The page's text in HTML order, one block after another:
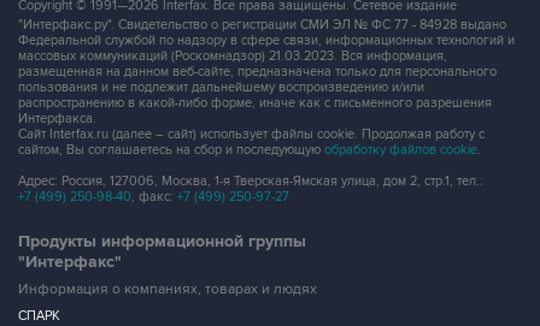
Copyright © 1991—2026 Interfax. Все права защищены. Сетевое издание
"Интерфакс.ру". Свидетельство о регистрации СМИ ЭЛ № ФС 77 - 84928 выдано
Федеральной службой по надзору в сфере связи, информационных технологий и
массовых коммуникаций (Роскомнадзор) 21.03.2023. Вся информация,
размещенная на данном веб-сайте, предназначена только для персонального
пользования и не подлежит дальнейшему воспроизведению и/или
распространению в какой-либо форме, иначе как с письменного разрешения
Интерфакса.
Сайт Interfax.ru (далее – сайт) использует файлы cookie. Продолжая работу с
сайтом, Вы соглашаетесь на сбор и последующую обработку файлов cookie.
Адрес: Россия, 127006, Москва, 1-я Тверская-Ямская улица, дом 2, стр.1, тел.:
+7 (499) 250-98-40, факс: +7 (499) 250-97-27
Продукты информационной группы
"Интерфакс"
Информация о компаниях, товарах и людях
СПАРК